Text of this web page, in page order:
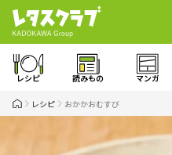
レシピ 読みもの マンガ
レシピ おかかおむすび